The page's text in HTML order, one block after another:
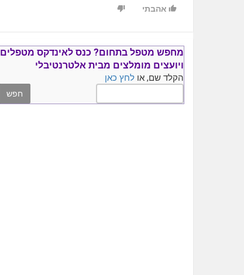
אהבתי
מחפש מטפל בתחום? כנס לאינדקס מטפלים
ויועצים מומלצים מבית אלטרנטיבלי
הקלד שם, או לחץ כאן